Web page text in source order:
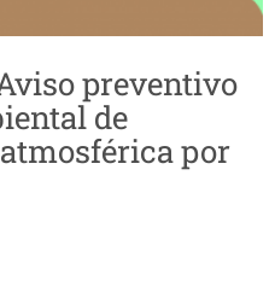
preventivo
de
por